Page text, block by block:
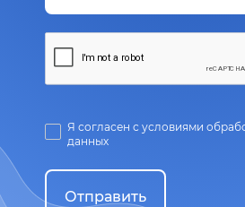
Я согласен с условиями
данных
Отправить